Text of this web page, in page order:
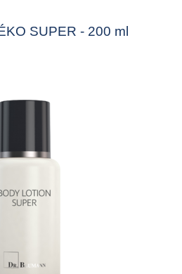
SUPER - 200 ml